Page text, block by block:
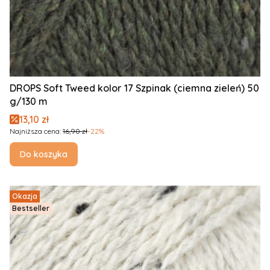
DROPS Soft Tweed kolor 17 Szpinak (ciemna zieleń) 50
g/130 m
Cena promocyjna
13,10 zł
Najniższa cena: 16,90 zł-22%
Do koszyka
Okazja
Bestseller